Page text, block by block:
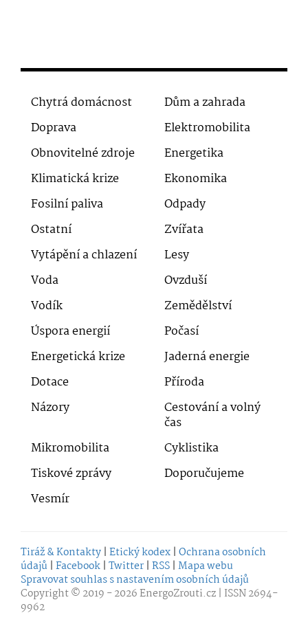
Chytrá domácnost
Dům a zahrada
Doprava
Elektromobilita
Obnovitelné zdroje
Energetika
Klimatická krize
Ekonomika
Fosilní paliva
Odpady
Ostatní
Zvířata
Vytápění a chlazení
Lesy
Voda
Ovzduší
Vodík
Zemědělství
Úspora energií
Počasí
Energetická krize
Jaderná energie
Dotace
Příroda
Názory
Cestování a volný
čas
Mikromobilita
Cyklistika
Tiskové zprávy
Doporučujeme
Vesmír
Tiráž & Kontakty | Etický kodex | Ochrana osobních
údajů | Facebook | Twitter | RSS | Mapa webu
Spravovat souhlas s nastavením osobních údajů
Copyright © 2019 - 2026EnergoZrouti.cz | ISSN 2694-
9962